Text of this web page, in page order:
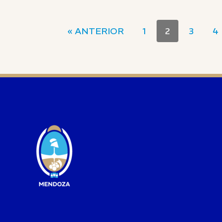
« ANTERIOR 1 2 3 4